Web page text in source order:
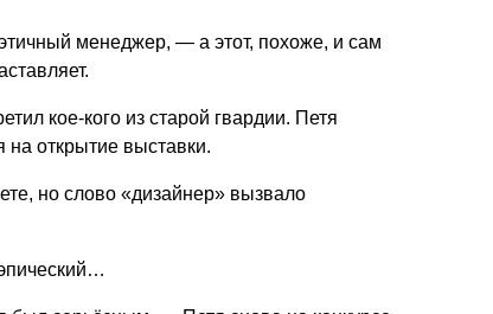
менеджер, — а этот, похоже, и сам
кое-кого из старой гвардии. Петя
открытие выставки.
но слово «дизайнер» вызвало